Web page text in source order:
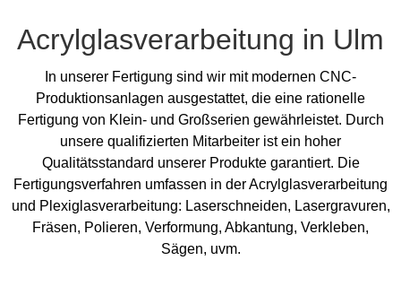
Acrylglasverarbeitung in Ulm
In unserer Fertigung sind wir mit modernen CNC-
Produktionsanlagen ausgestattet, die eine rationelle
Fertigung von Klein- und Großserien gewährleistet. Durch
unsere qualifizierten Mitarbeiter ist ein hoher
Qualitätsstandard unserer Produkte garantiert. Die
Fertigungsverfahren umfassen in der Acrylglasverarbeitung
und Plexiglasverarbeitung: Laserschneiden, Lasergravuren,
Fräsen, Polieren, Verformung, Abkantung, Verkleben,
Sägen, uvm.